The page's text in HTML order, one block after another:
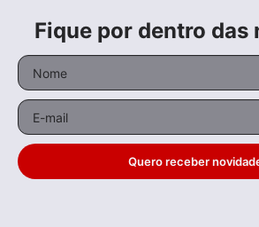
Fique por dentro das
Quero receber